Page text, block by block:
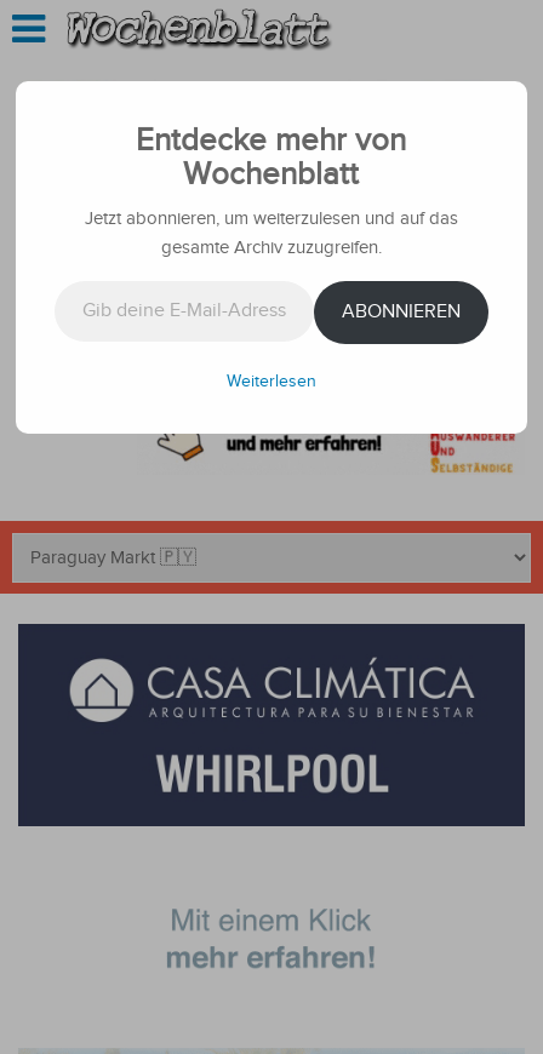
Entdecke mehr von
Wochenblatt
Jetzt abonnieren, um weiterzulesen und auf das
gesamte Archiv zuzugreifen.
ABONNIEREN
Weiterlesen